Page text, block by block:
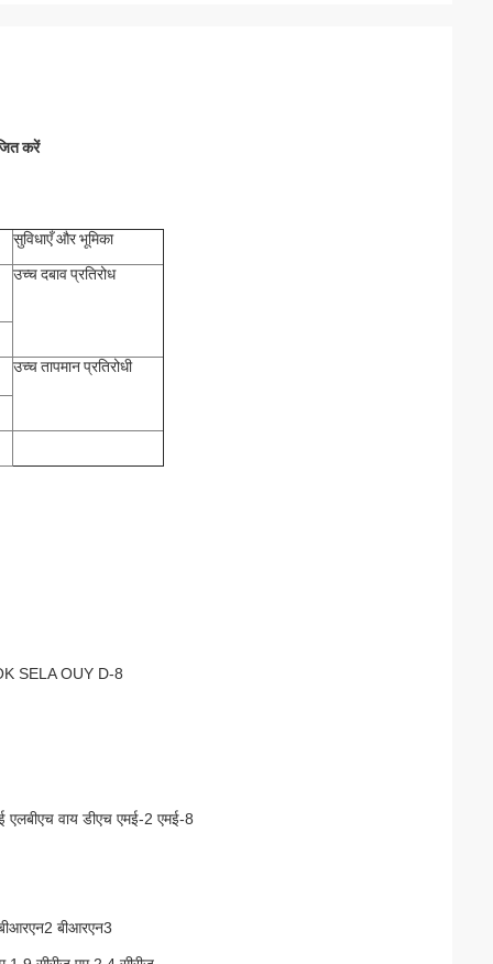
करें
सुविधाएँ और भूमिका
उच्च दबाव प्रतिरोध
उच्च तापमान प्रतिरोधी
SELA OUY D-8
वाय डीएच एमई-2 एमई-8
बीआरएन3